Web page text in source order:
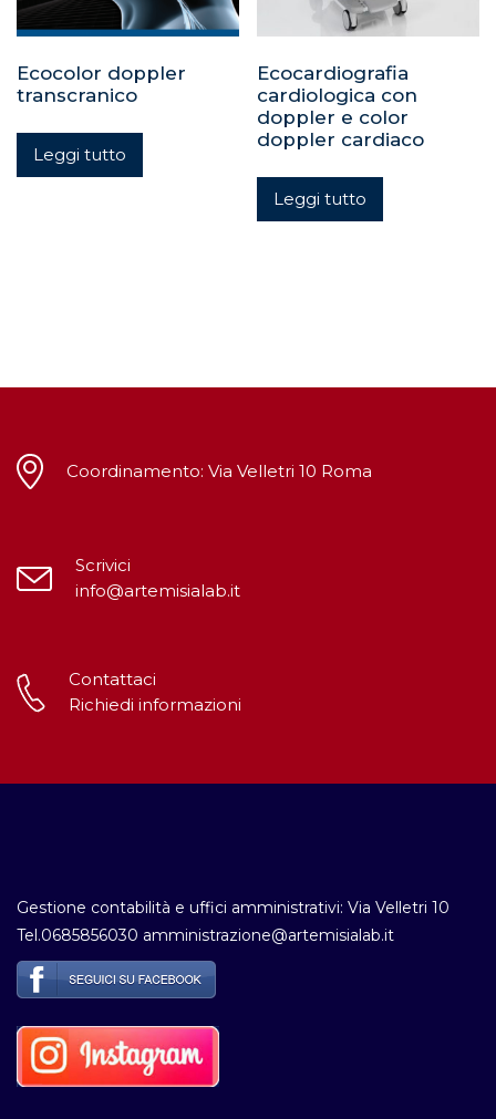
Ecocolor doppler
transcranico
Leggi tutto
Ecocardiografia
cardiologica con
doppler e color
doppler cardiaco
Leggi tutto
Coordinamento: Via Velletri 10 Roma
Scrivici
info@artemisialab.it
Contattaci
Richiedi informazioni
Gestione contabilità e uffici amministrativi: Via Velletri 10
Tel.0685856030 amministrazione@artemisialab.it